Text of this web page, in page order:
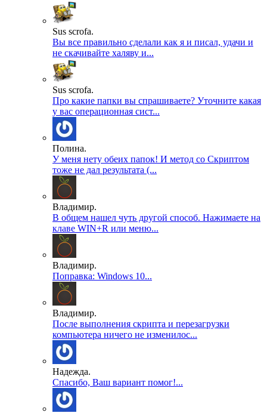
Sus scrofa.
Вы все правильно сделали как я и писал, удачи и
не скачивайте халяву и...
Sus scrofa.
Про какие папки вы спрашиваете? Уточните какая
у вас операционная сист...
Полина.
У меня нету обеих папок! И метод со Скриптом
тоже не дал результата (...
Владимир.
В общем нашел чуть другой способ. Нажимаете на
клаве WIN+R или меню...
Владимир.
Поправка: Windows 10...
Владимир.
После выполнения скрипта и перезагрузки
компьютера ничего не изменилос...
Надежда.
Спасибо, Ваш вариант помог!...